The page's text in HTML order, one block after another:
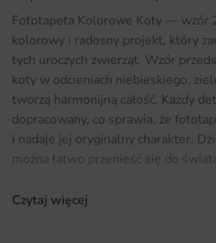
Fototapeta Kolorowe Koty — wzór
kolorowy i radosny projekt, który
tych uroczych zwierząt. Wzór
koty w odcieniach niebieskiego,
tworzą harmonijną całość. Każdy
dopracowany, co sprawia, że
i nadaje jej oryginalny charakter.
można łatwo przenieść się do
pozytywną energię.
Czytaj więcej